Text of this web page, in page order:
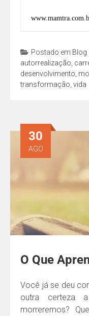
Postado em Blog
autorrealização
desenvolvimento
transformação vida
O Que
30
AGO
Você já se deu
outra certeza
morreremos?